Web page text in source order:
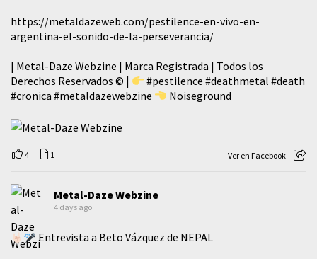
https://metaldazeweb.com/pestilence-en-vivo-en-
argentina-el-sonido-de-la-perseverancia/
| Metal-Daze Webzine | Marca Registrada | Todos los
Derechos Reservados © |
#pestilence #deathmetal #death
#cronica #metaldazewebzine Noiseground
4 1 Ver en Facebook
Metal-Daze Webzine
4 days ago
Entrevista a Beto Vázquez de NEPAL